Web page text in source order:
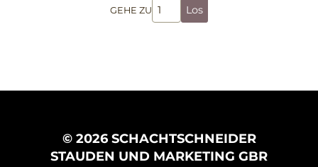
GEHE ZU Los
© 2026 SCHACHTSCHNEIDER
STAUDEN UND MARKETING GBR